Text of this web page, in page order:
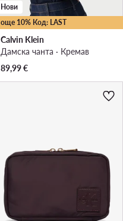
още 10% Код: LAST
Нови
Calvin Klein
Дамска чанта · Кремав
89,99€